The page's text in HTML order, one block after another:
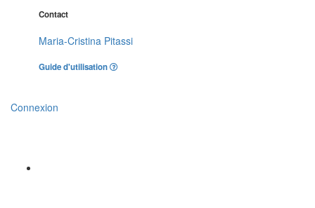
Contact
Maria-Cristina Pitassi
Guide d'utilisation
Connexion